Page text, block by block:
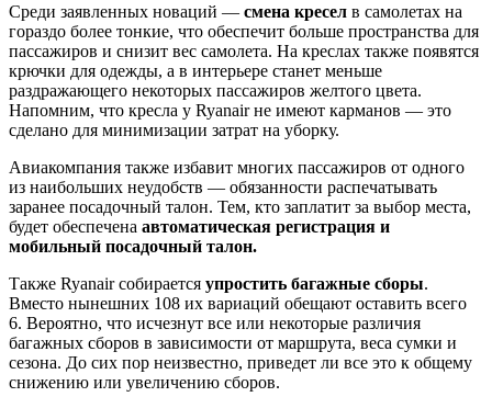
Среди заявленных новаций — смена кресел в самолетах на
гораздо более тонкие, что обеспечит больше пространства для
пассажиров и снизит вес самолета. На креслах также появятся
крючки для одежды, а в интерьере станет меньше
раздражающего некоторых пассажиров желтого цвета.
Напомним, что кресла у Ryanair не имеют карманов — это
сделано для минимизации затрат на уборку.
Авиакомпания также избавит многих пассажиров от одного
из наибольших неудобств — обязанности распечатывать
заранее посадочный талон. Тем, кто заплатит за выбор места,
будет обеспечена автоматическая регистрация и
мобильный посадочный талон.
Также Ryanair собирается упростить багажные сборы.
Вместо нынешних 108 их вариаций обещают оставить всего
6. Вероятно, что исчезнут все или некоторые различия
багажных сборов в зависимости от маршрута, веса сумки и
сезона. До сих пор неизвестно, приведет ли все это к общему
снижению или увеличению сборов.